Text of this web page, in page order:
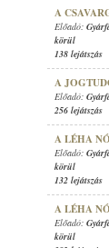
A
Előadó:
körül
138 lejátszás
A
Előadó:
256 lejátszás
A LÉHA
Előadó:
körül
132 lejátszás
A LÉHA
Előadó:
körül